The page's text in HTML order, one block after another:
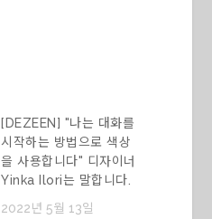
[DEZEEN] "나는 대화를
시작하는 방법으로 색상
을 사용합니다" 디자이너
Yinka Ilori는 말합니다.
2022년 5월 13일